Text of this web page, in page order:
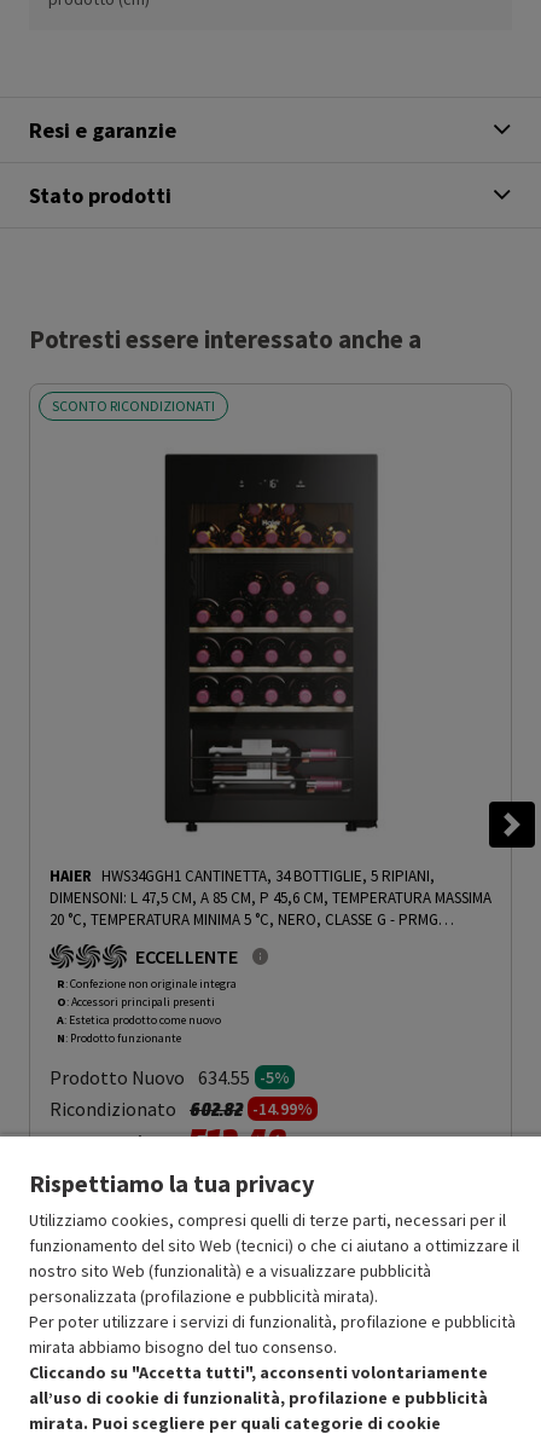
Resi e garanzie
Stato prodotti
Potresti essere interessato anche a
SCONTO RICONDIZIONATI
HAIER HWS34GGH1 CANTINETTA, 34 BOTTIGLIE, 5 RIPIANI,
DIMENSONI: L 47,5 CM, A 85 CM, P 45,6 CM, TEMPERATURA MASSIMA
20 °C, TEMPERATURA MINIMA 5 °C, NERO, CLASSE G - PRMG
GRADING ROAN - 5%
ECCELLENTE
R: Confezione non originale integra
O: Accessori principali presenti
A: Estetica prodotto come nuovo
N: Prodotto funzionante
Prodotto Nuovo 634.55 -5%
Ricondizionato Prezzo ridotto da
602.82a-14.99%
In Promozione 512.40
Aggiungi al carrello
SCONTO RICONDIZIONATI
Approfitta dello sconto del 15% sul prodotto ricondizionato.
Rispettiamo la tua privacy
Utilizziamo cookies, compresi quelli di terze parti, necessari per il
funzionamento del sito Web (tecnici) o che ci aiutano a ottimizzare il
nostro sito Web (funzionalità) e a visualizzare pubblicità
personalizzata (profilazione e pubblicità mirata).
Per poter utilizzare i servizi di funzionalità, profilazione e pubblicità
mirata abbiamo bisogno del tuo consenso.
Cliccando su "Accetta tutti", acconsenti volontariamente
all’uso di cookie di funzionalità, profilazione e pubblicità
mirata. Puoi scegliere per quali categorie di cookie